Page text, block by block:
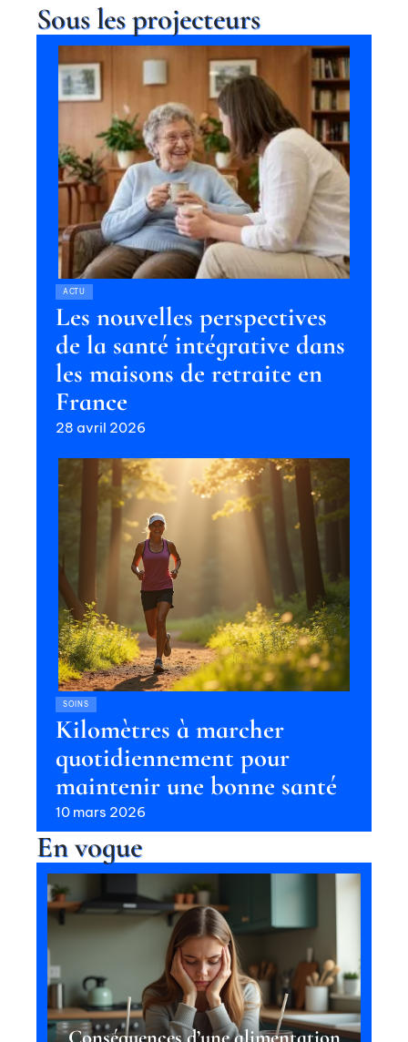
Sous les projecteurs
ACTU
Les nouvelles perspectives
de la santé intégrative dans
les maisons de retraite en
France
28 avril 2026
SOINS
Kilomètres à marcher
quotidiennement pour
maintenir une bonne santé
10 mars 2026
En vogue
Conséquences d’une alimentation